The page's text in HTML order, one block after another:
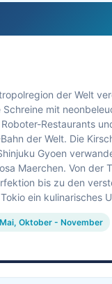
der Welt
Schreine mit
Restaurants
der Welt. Die
Gyoen
Maerchen. Von der
bis zu den
ein kulinarisches
Oktober - November